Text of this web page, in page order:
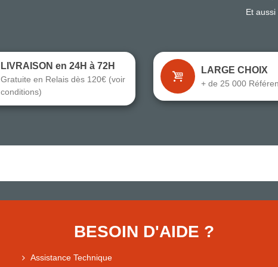
Et
LIVRAISON en 24H à 72H
Gratuite en Relais dès 120€ (voir
conditions)
LARGE CHOIX
+ de 25 000
BESOIN D'AIDE ?
Assistance Technique